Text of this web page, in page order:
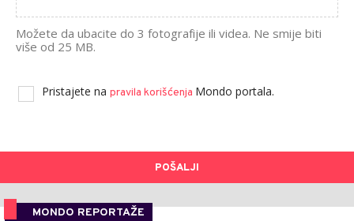
Možete da ubacite do 3 fotografije ili videa. Ne smije biti
više od 25 MB.
Pristajete na pravila korišćenja Mondo portala.
POŠALJI
MONDO REPORTAŽE